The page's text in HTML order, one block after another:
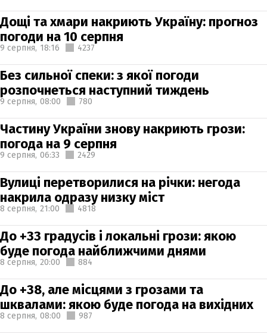
Дощі та хмари накриють Україну: прогноз
погоди на 10 серпня
9 серпня, 18:16 4237
Без сильної спеки: з якої погоди
розпочнеться наступний тиждень
9 серпня, 08:00 780
Частину України знову накриють грози:
погода на 9 серпня
9 серпня, 06:33 2429
Вулиці перетворилися на річки: негода
накрила одразу низку міст
8 серпня, 21:00 4818
До +33 градусів і локальні грози: якою
буде погода найближчими днями
8 серпня, 20:00 884
До +38, але місцями з грозами та
шквалами: якою буде погода на вихідних
8 серпня, 08:00 987